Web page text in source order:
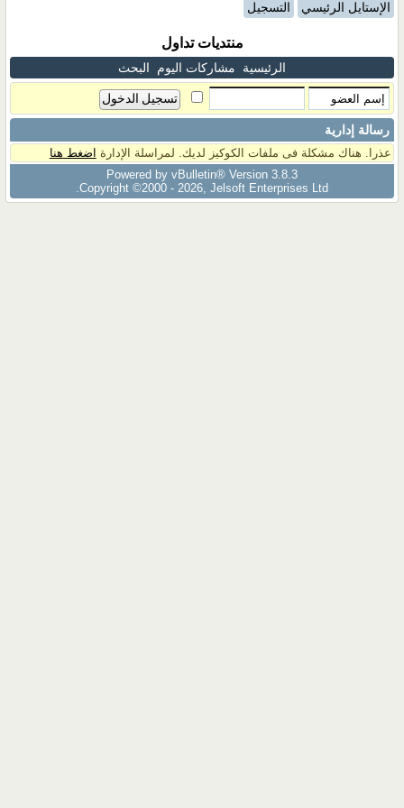
الإستايل الرئيسي التسجيل
منتديات تداول
الرئيسية مشاركات اليوم البحث
رسالة إدارية
عذرا. هناك مشكلة فى ملفات الكوكيز لديك. لمراسلة الإدارة اضغط هنا
Powered by vBulletin® Version 3.8.3
Copyright ©2000 - 2026, Jelsoft Enterprises Ltd.